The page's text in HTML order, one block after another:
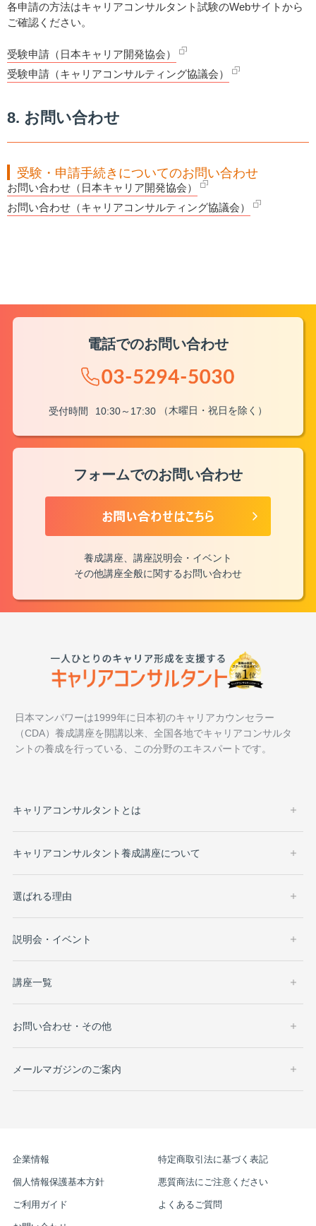
各申請の方法はキャリアコンサルタント試験のWebサイトから
ご確認ください。
受験申請（日本キャリア開発協会）
受験申請（キャリアコンサルティング協議会）
8. お問い合わせ
受験・申請手続きについてのお問い合わせ
お問い合わせ（日本キャリア開発協会）
お問い合わせ（キャリアコンサルティング協議会）
電話でのお問い合わせ
受付時間 10:30～17:30 （木曜日・祝日を除く）
フォームでのお問い合わせ
養成講座、講座説明会・イベント
その他講座全般に関するお問い合わせ
日本マンパワーは1999年に日本初のキャリアカウンセラー
（CDA）養成講座を開講以来、全国各地でキャリアコンサルタ
ントの養成を行っている、この分野のエキスパートです。
キャリアコンサルタントとは
キャリアコンサルタント養成講座について
選ばれる理由
説明会・イベント
講座一覧
お問い合わせ・その他
メールマガジンのご案内
企業情報 特定商取引法に基づく表記
個人情報保護基本方針 悪質商法にご注意ください
ご利用ガイド よくあるご質問